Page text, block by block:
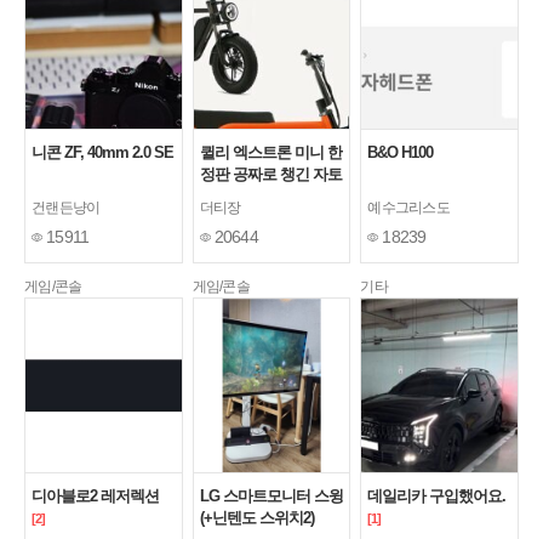
니콘 ZF, 40mm 2.0 SE
건랜든냥이
15911
퀼리 엑스트론 미니 한
정판 공짜로 챙긴 자토
더티장
20644
B&O H100
예수그리스도
18239
게임/콘솔
디아블로2 레저렉션
[2]
게임/콘솔
LG 스마트모니터 스윙
(+닌텐도 스위치2)
기타
데일리카 구입했어요.
[1]